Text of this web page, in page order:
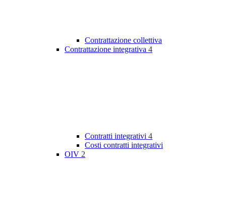
Contrattazione collettiva
Contrattazione integrativa 4
Contratti integrativi 4
Costi contratti integrativi
OIV 2